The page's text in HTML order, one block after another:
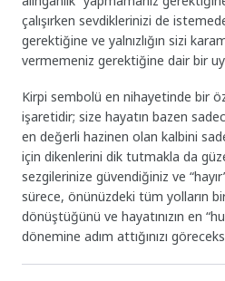
çalışırken sevdiklerinizi de
gerektiğine ve yalnızlığın sizi
vermemeniz gerektiğine dair bir
Kirpi sembolü en nihayetinde bir
işaretidir; size hayatın bazen
en değerli hazinen olan kalbini
için dikenlerini dik tutmakla da
sezgilerinize güvendiğiniz ve
sürece, önünüzdeki tüm yolların
dönüştüğünü ve hayatınızın en
dönemine adım attığınızı